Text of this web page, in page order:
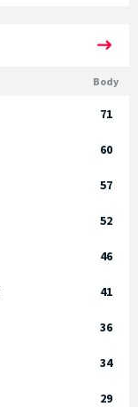
Body
71
60
57
52
46
41
36
34
29